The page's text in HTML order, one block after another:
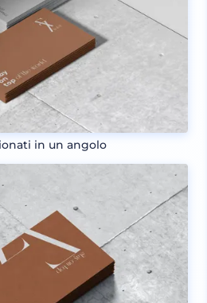
in un angolo